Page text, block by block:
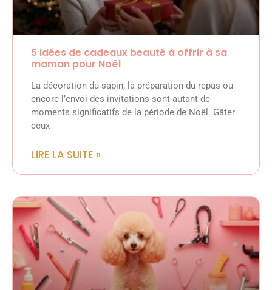
5 idées de cadeaux beauté à offrir à sa
maman pour Noël
La décoration du sapin, la préparation du repas ou
encore l’envoi des invitations sont autant de
moments significatifs de la période de Noël. Gâter
ceux
LIRE LA SUITE »